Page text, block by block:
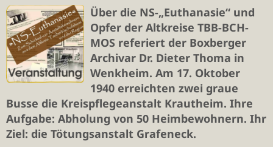
Über die NS-„Euthanasie“ und
Opfer der Altkreise TBB-BCH-
MOS referiert der Boxberger
Archivar Dr. Dieter Thoma in
Wenkheim. Am 17. Oktober
1940 erreichten zwei graue
Busse die Kreispflegeanstalt Krautheim. Ihre
Aufgabe: Abholung von 50 Heimbewohnern. Ihr
Ziel: die Tötungsanstalt Grafeneck.